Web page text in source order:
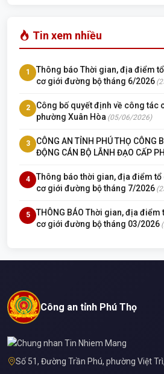
Tin xem nhiều
1
Thông báo Thời gian, địa điểm
cơ giới đường bộ tháng 6/2026
2
Công bố quyết định về công tác
phường Xuân Hòa (05/06/2026)
3
CÔNG AN TỈNH PHÚ THỌ CÔNG
ĐỘNG CÁN BỘ LÃNH ĐẠO CẤP
4
Thông báo thời gian, địa điểm
cơ giới đường bộ tháng 7/2026
5
THÔNG BÁO Thời gian, địa
cơ giới đường bộ tháng 03/2026
Công an tỉnh Phú Thọ
Số 51, Đường Trần Phú, phường Việt